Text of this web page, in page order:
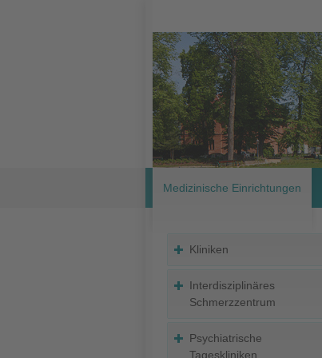
Medizinische Einrichtungen
Kliniken
Interdisziplinäres
Schmerzzentrum
Psychiatrische
Tageskliniken